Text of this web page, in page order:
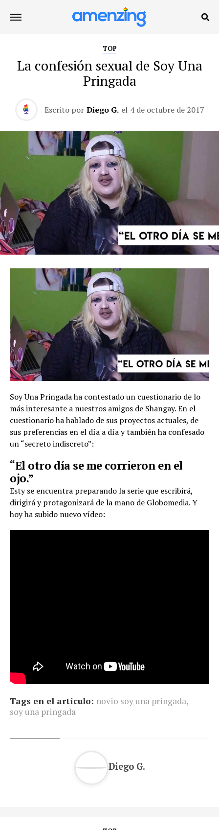
TOP
La confesión sexual de Soy Una
Pringada
Escrito por Diego G. el 4 de octubre de 2017
Soy Una Pringada ha contestado un cuestionario de lo
más interesante a nuestros amigos de Shangay. En el
cuestionario ha hablado de sus proyectos actuales, de
sus preferencias en el día a día y también ha confesado
un “secreto indiscreto”:
“El otro día se me corrieron en el
ojo.”
Esty se encuentra preparando la serie que escribirá,
dirigirá y protagonizará de la mano de Globomedia. Y
hoy ha subido nuevo vídeo:
Tags en el artículo: novio soy una pringada,
soy una pringada
Diego G.